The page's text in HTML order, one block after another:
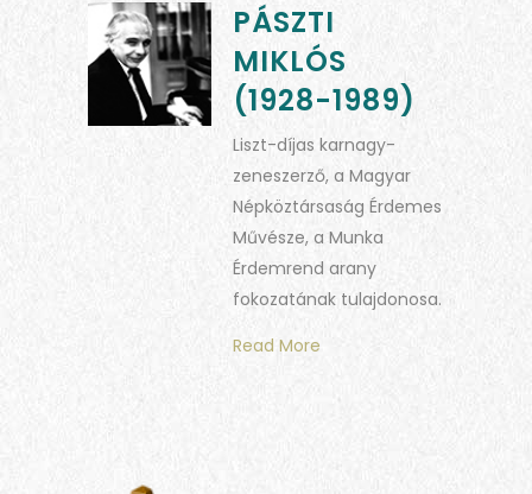
PÁSZTI
MIKLÓS
(1928-1989)
Liszt-díjas karnagy-
zeneszerző, a Magyar
Népköztársaság Érdemes
Művésze, a Munka
Érdemrend arany
fokozatának tulajdonosa.
Read More